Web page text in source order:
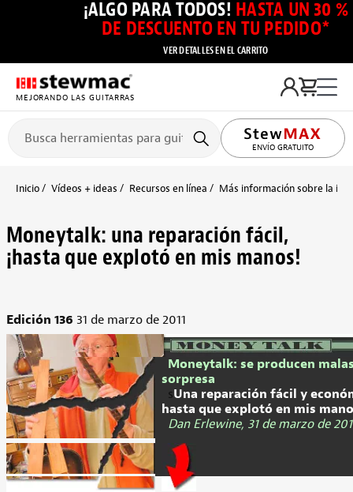
¡ALGO PARA TODOS! HASTA UN 30 %
DE DESCUENTO EN TU PEDIDO*
VER DETALLES EN EL CARRITO
MEJORANDO LAS GUITARRAS
ENVÍO GRATUITO
Inicio Vídeos + ideas Recursos en línea Más información sobre la
Moneytalk: una reparación fácil,
¡hasta que explotó en mis manos!
Edición 136 31 de marzo de 2011
Moneytalk: se producen
sorpresa
sUna reparación fácil y
hasta que explotó en mis
Dan Erlewine, 31 de marzo de